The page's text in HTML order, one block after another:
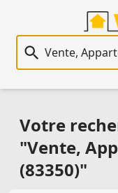
Recherche
Votre
"Vente,
(83350)"